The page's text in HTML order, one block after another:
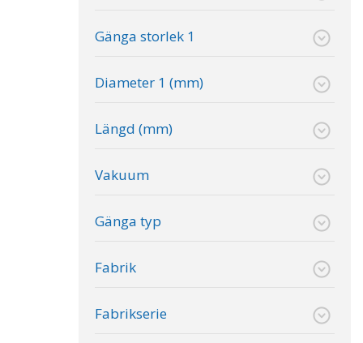
Gänga storlek 1
Diameter 1 (mm)
Längd (mm)
Vakuum
Gänga typ
Fabrik
Fabrikserie